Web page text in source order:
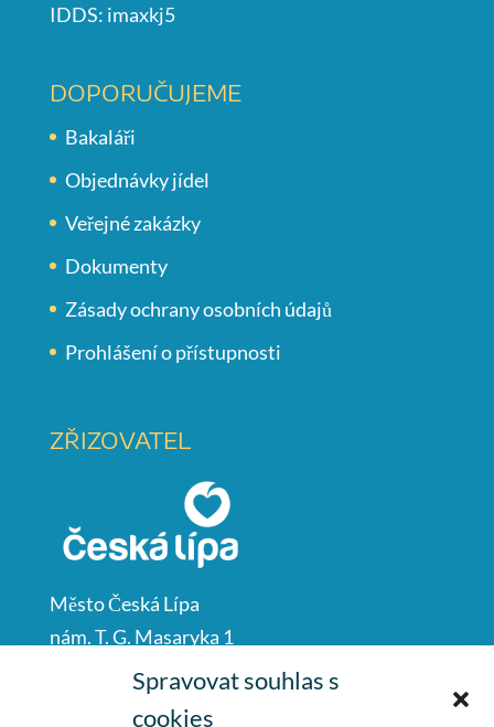
Spravovat souhlas s
cookies
IDDS: imaxkj5
DOPORUČUJEME
Bakaláři
Objednávky jídel
Veřejné zakázky
Dokumenty
Zásady ochrany osobních údajů
Prohlášení o přístupnosti
ZŘIZOVATEL
Město Česká Lípa
nám. T. G. Masaryka 1
Česká Lípa